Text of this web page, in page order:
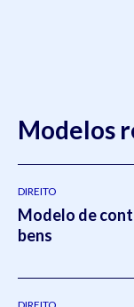
Modelos
DIREITO
Modelo de
bens